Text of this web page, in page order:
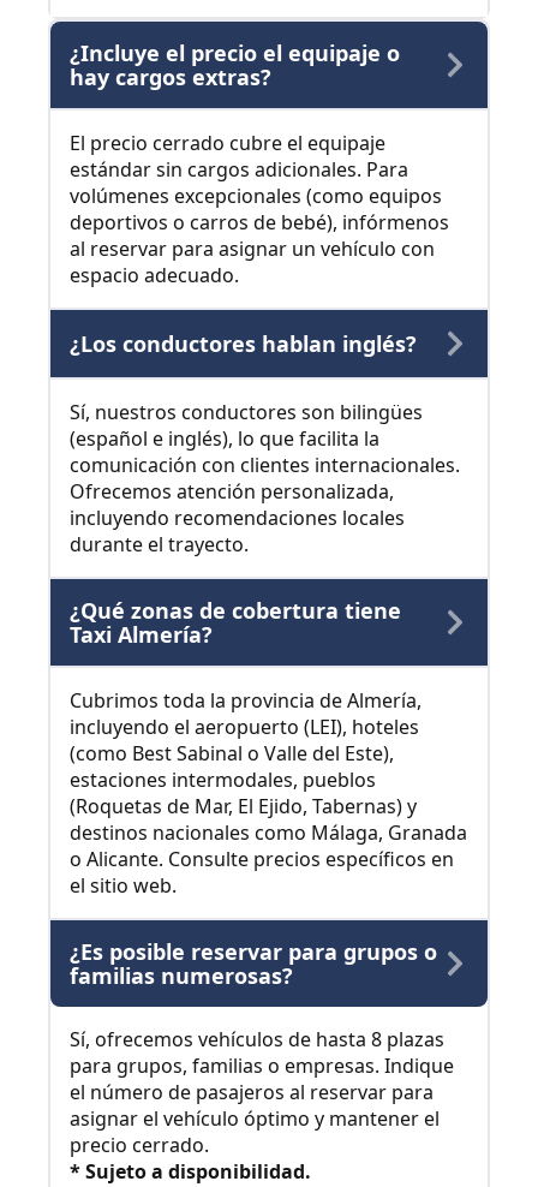
¿Incluye el precio el equipaje o
hay cargos extras?
El precio cerrado cubre el equipaje
estándar sin cargos adicionales. Para
volúmenes excepcionales (como equipos
deportivos o carros de bebé), infórmenos
al reservar para asignar un vehículo con
espacio adecuado.
¿Los conductores hablan inglés?
Sí, nuestros conductores son bilingües
(español e inglés), lo que facilita la
comunicación con clientes internacionales.
Ofrecemos atención personalizada,
incluyendo recomendaciones locales
durante el trayecto.
¿Qué zonas de cobertura tiene
Taxi Almería?
Cubrimos toda la provincia de Almería,
incluyendo el aeropuerto (LEI), hoteles
(como Best Sabinal o Valle del Este),
estaciones intermodales, pueblos
(Roquetas de Mar, El Ejido, Tabernas) y
destinos nacionales como Málaga, Granada
o Alicante. Consulte precios específicos en
el sitio web.
¿Es posible reservar para grupos o
familias numerosas?
Sí, ofrecemos vehículos de hasta 8 plazas
para grupos, familias o empresas. Indique
el número de pasajeros al reservar para
asignar el vehículo óptimo y mantener el
precio cerrado.
* Sujeto a disponibilidad.